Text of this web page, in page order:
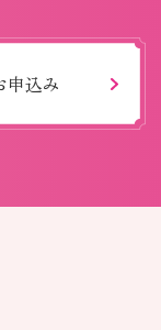
申込み